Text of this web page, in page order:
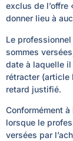
exclus de
donner lieu à
Le
sommes
date à laquelle il
rétracter (article
retard justifié.
Conformément
lorsque le
versées par